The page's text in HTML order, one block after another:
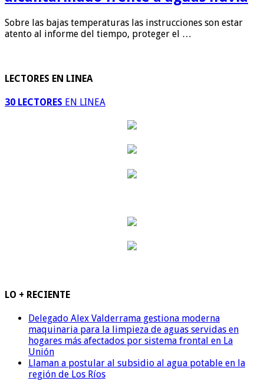
Sobre las bajas temperaturas las instrucciones son estar
atento al informe del tiempo, proteger el …
LECTORES EN LINEA
30 LECTORES EN LINEA
LO + RECIENTE
Delegado Alex Valderrama gestiona moderna
maquinaria para la limpieza de aguas servidas en
hogares más afectados por sistema frontal en La
Unión
Llaman a postular al subsidio al agua potable en la
región de Los Ríos